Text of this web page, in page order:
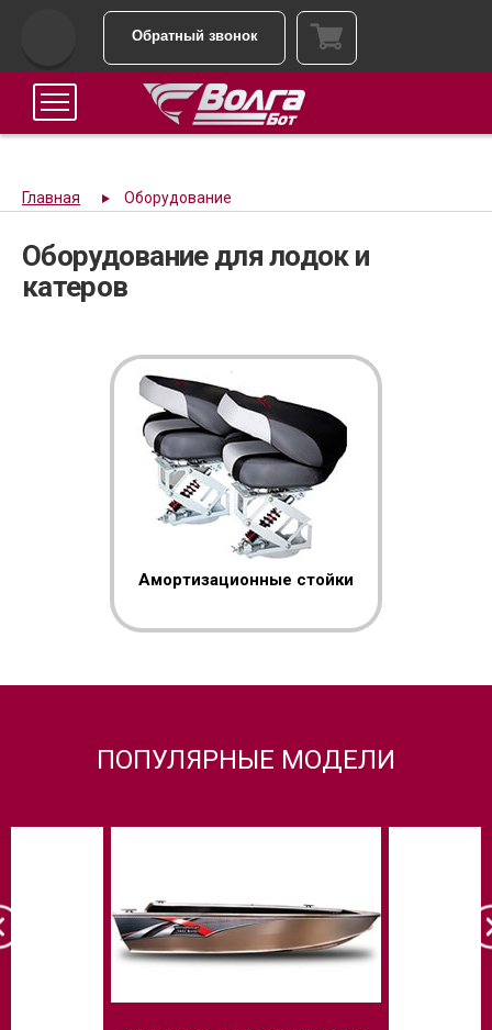
Обратный звонок
Главная Оборудование
Оборудование для лодок и
катеров
Амортизационные стойки
ПОПУЛЯРНЫЕ МОДЕЛИ